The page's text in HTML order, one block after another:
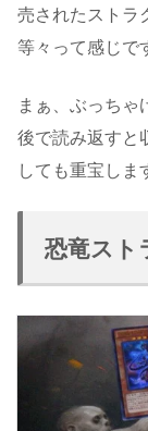
売されたストラ
等々って感じで
まぁ、ぶっちゃ
後で読み返すと
しても重宝しま
恐竜スト